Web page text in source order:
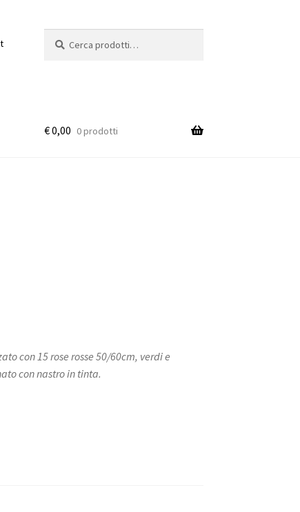
€0,00 0 prodotti
con 15 rose rosse 50/60cm, verdi e
con nastro in tinta.